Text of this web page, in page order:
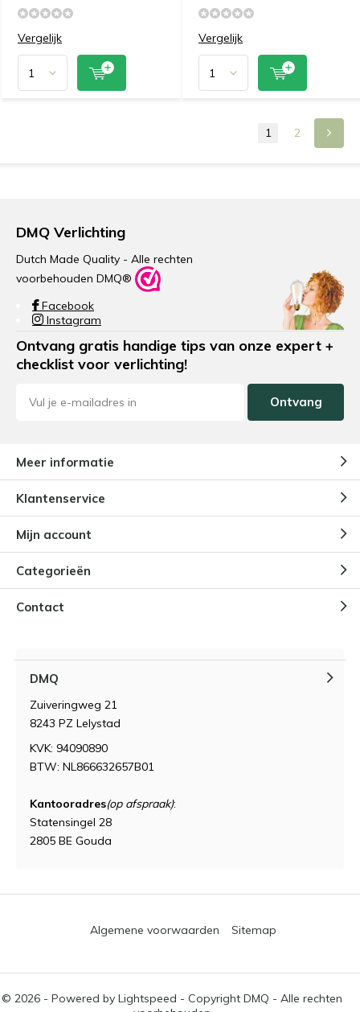
Vergelijk Vergelijk
1 2
DMQ Verlichting
Dutch Made Quality - Alle rechten
voorbehouden DMQ®
Facebook
Instagram
Ontvang gratis handige tips van onze expert +
checklist voor verlichting!
Ontvang
Meer informatie
Klantenservice
Mijn account
Categorieën
Contact
DMQ
Zuiveringweg 21
8243 PZ Lelystad
KVK: 94090890
BTW: NL866632657B01
Kantooradres(op afspraak):
Statensingel 28
2805 BE Gouda
© 2026 - Powered by Lightspeed - Copyright DMQ - Alle rechten
Algemene voorwaarden Sitemap